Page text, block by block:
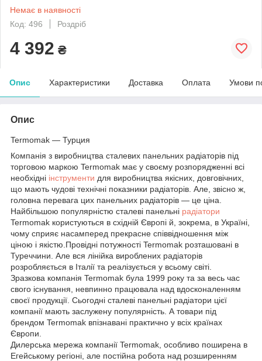
Немає в наявності
Код: 496
Роздріб
4 392 ₴
Опис Характеристики Доставка Оплата Умови
Опис
Termomak ― Турция
Компанія з виробництва сталевих панельних радіаторів під
торговою маркою Termomak має у своєму розпорядженні всі
необхідні інструменти для виробництва якісних, довговічних,
що мають чудові технічні показники радіаторів. Але, звісно ж,
головна перевага цих панельних радіаторів — це ціна.
Найбільшою популярністю сталеві панельні радіатори
Termomak користуються в східній Європі й, зокрема, в Україні,
чому сприяє насамперед прекрасне співвідношення між
ціною і якістю.Провідні потужності Termomak розташовані в
Туреччини. Але вся лінійка вироблених радіаторів
розробляється в Італії та реалізується у всьому світі.
Зразкова компанія Termomak була 1999 року та за весь час
свого існування, невпинно працювала над вдосконаленням
своєї продукції. Сьогодні сталеві панельні радіатори цієї
компанії мають заслужену популярність. А товари під
брендом Termomak впізнавані практично у всіх країнах
Європи.
Дилерська мережа компанії Termomak, особливо поширена в
Егейському регіоні, але постійна робота над розширенням